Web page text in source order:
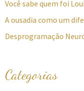
Você sabe quem foi
A ousadia como um
Desprogramação
Categorias